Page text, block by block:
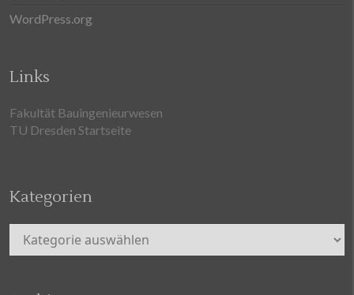
WordPress.org
Links
Fakultät Bauingenieurwesen
TU Dresden Startseite
Kategorien
Kategorien